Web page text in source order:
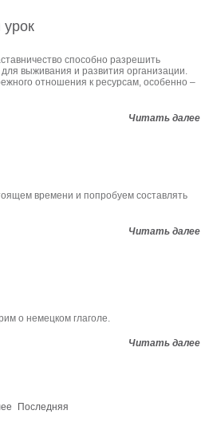
способно разрешить
выживания и развития организации.
отношения к ресурсам, особенно –
Читать далее
времени и попробуем составлять
Читать далее
о немецком глаголе.
Читать далее
Последняя